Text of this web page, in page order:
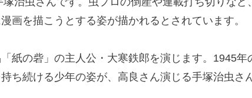
画を描こうとする姿が描かれるとされています。
紙の砦」の主人公・大寒鉄郎を演じます。1945年
ち続ける少年の姿が、高良さん演じる手塚治虫さ